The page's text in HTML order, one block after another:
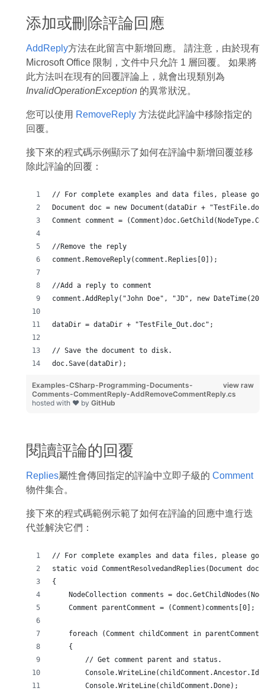
添加或刪除評論回應
AddReply方法在此留言中新增回應。 請注意，由於現有
Microsoft Office 限制，文件中只允許 1 層回覆。 如果將
此方法叫在現有的回覆評論上，就會出現類別為
InvalidOperationException的異常狀況。
您可以使用 RemoveReply方法從此評論中移除指定的
回覆。
接下來的程式碼示例顯示了如何在評論中新增回覆並移
除此評論的回覆：
// For complete examples and data files, please go
Document doc = new Document(dataDir +
Comment comment =
//Remove the reply
comment.RemoveReply(comment.Replies[0]);
//Add a reply to comment
comment.AddReply("John Doe", "JD", new
dataDir = dataDir + "TestFile_Out.doc";
// Save the document to disk.
doc.Save(dataDir);
view raw
Examples-CSharp-Programming-Documents-
Comments-CommentReply-AddRemoveCommentReply.cs
hosted with ❤ by GitHub
閱讀評論的回覆
Replies屬性會傳回指定的評論中立即子級的 Comment
物件集合。
接下來的程式碼範例示範了如何在評論的回應中進行迭
代並解決它們：
// For complete examples and data files, please go
static void CommentResolvedandReplies(Document doc)
{
NodeCollection comments =
    Comment parentComment = (Comment)comments[0];
foreach (Comment childComment in
    {
        // Get comment parent and status.
        Console.WriteLine(childComment.Done);